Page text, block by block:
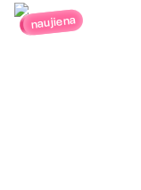
naujiena